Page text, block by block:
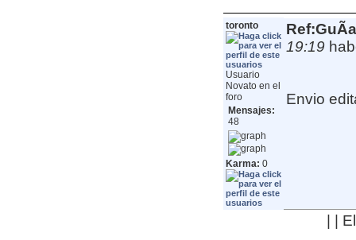
toronto
Usuario
Novato en el
foro
Mensajes:
48
Karma: 0
19:19
Envio
| |